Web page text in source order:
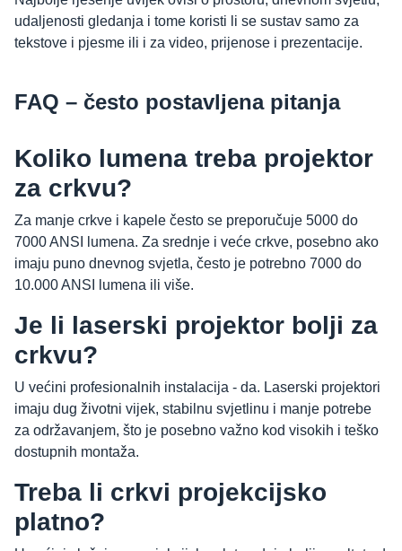
udaljenosti gledanja i tome koristi li se sustav samo za
tekstove i pjesme ili i za video, prijenose i prezentacije.
FAQ – često postavljena pitanja
Koliko lumena treba projektor
za crkvu?
Za manje crkve i kapele često se preporučuje 5000 do
7000 ANSI lumena. Za srednje i veće crkve, posebno ako
imaju puno dnevnog svjetla, često je potrebno 7000 do
10.000 ANSI lumena ili više.
Je li laserski projektor bolji za
crkvu?
U većini profesionalnih instalacija - da. Laserski projektori
imaju dug životni vijek, stabilnu svjetlinu i manje potrebe
za održavanjem, što je posebno važno kod visokih i teško
dostupnih montaža.
Treba li crkvi projekcijsko
platno?